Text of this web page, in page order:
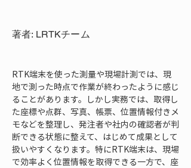
著者: LRTKチーム
RTK端末を使った測量や現場計測では、現
地で測った時点で作業が終わったように感じ
ることがあります。しかし実務では、取得し
た座標や点群、写真、帳票、位置情報付きメ
モなどを整理し、発注者や社内の確認者が判
断できる状態に整えて、はじめて成果として
扱いやすくなります。特にRTK端末は、現場
で効率よく位置情報を取得できる一方で、座